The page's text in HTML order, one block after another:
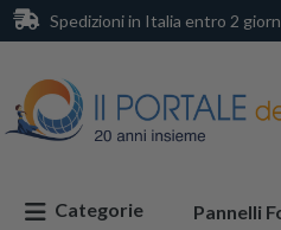
Spedizioni in Italia entro 2
Categorie Pannelli